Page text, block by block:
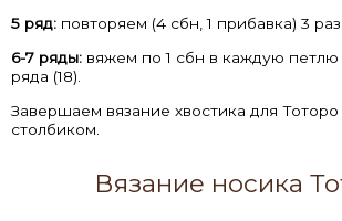
5 ряд: повторяем (4 сбн, 1 прибавка) 3
6-7 ряды: вяжем по 1 сбн в каждую
ряда (18).
Завершаем вязание хвостика для
столбиком.
Вязание носика